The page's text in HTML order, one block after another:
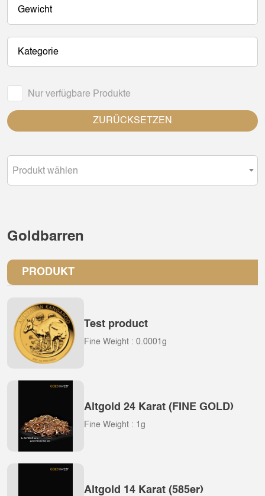
Gewicht
Kategorie
Nur verfügbare Produkte
ZURÜCKSETZEN
Produkt wählen
Goldbarren
PRODUKT
Test product
Fine Weight : 0.0001g
Altgold 24 Karat (FINE GOLD)
Fine Weight : 1g
Altgold 14 Karat (585er)